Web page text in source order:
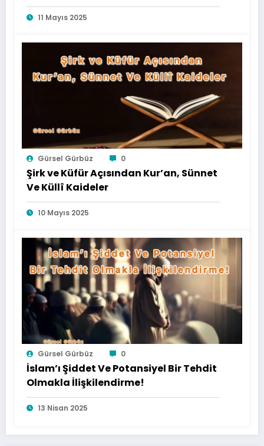
11 Mayıs 2025
Gürsel Gürbüz 0
Şirk ve Küfür Açısından Kur’an, Sünnet
Ve Küllî Kaideler
10 Mayıs 2025
Gürsel Gürbüz 0
İslam’ı Şiddet Ve Potansiyel Bir Tehdit
Olmakla İlişkilendirme!
13 Nisan 2025